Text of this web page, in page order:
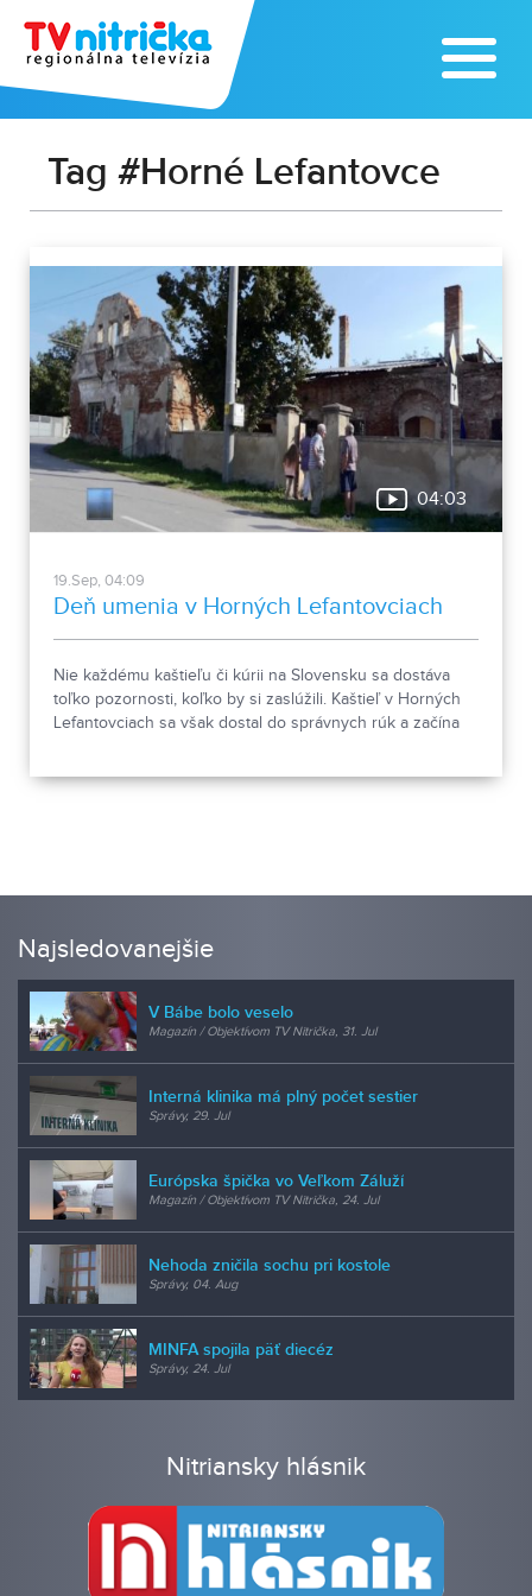
Tag #Horné Lefantovce
04:03
19.Sep, 04:09
Deň umenia v Horných Lefantovciach
Nie každému kaštieľu či kúrii na Slovensku sa dostáva
toľko pozornosti, koľko by si zaslúžili. Kaštieľ v Horných
Lefantovciach sa však dostal do správnych rúk a začína
Najsledovanejšie
V Bábe bolo veselo
Magazín / Objektívom TV Nitrička, 31. Jul
Interná klinika má plný počet sestier
Správy, 29. Jul
Európska špička vo Veľkom Záluží
Magazín / Objektívom TV Nitrička, 24. Jul
Nehoda zničila sochu pri kostole
Správy, 04. Aug
MINFA spojila päť diecéz
Správy, 24. Jul
Nitriansky hlásnik